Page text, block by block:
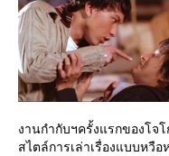
งานกำกับฯครั้งแรกของโจ
สไตล์การเล่าเรื่องแบบหวื